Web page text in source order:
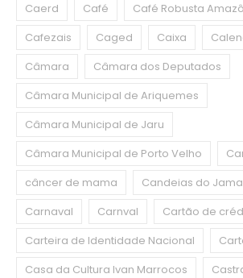
Caerd
Café
Café Robusta
Cafezais
Caged Caixa
Câmara
Câmara dos Deputados
Câmara Municipal de Ariquemes
Câmara Municipal de Jaru
Câmara Municipal de Porto Velho
câncer de mama
Candeias do
Carnaval
Carnval
Cartão de
Carteira de Identidade Nacional
Casa da Cultura Ivan Marrocos